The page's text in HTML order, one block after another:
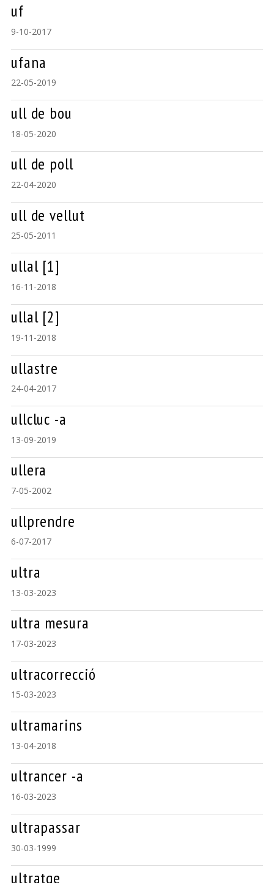
uf
9-10-2017
ufana
22-05-2019
ull de bou
18-05-2020
ull de poll
22-04-2020
ull de vellut
25-05-2011
ullal [1]
16-11-2018
ullal [2]
19-11-2018
ullastre
24-04-2017
ullcluc -a
13-09-2019
ullera
7-05-2002
ullprendre
6-07-2017
ultra
13-03-2023
ultra mesura
17-03-2023
ultracorrecció
15-03-2023
ultramarins
13-04-2018
ultrancer -a
16-03-2023
ultrapassar
30-03-1999
ultratge